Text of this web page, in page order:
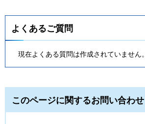
よくあるご質問
現在よくある質問は作成されていません。
このページに関するお問い合わせ